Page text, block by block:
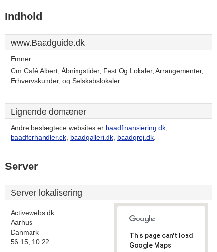
Indhold
www.Baadguide.dk
Emner:
Om Café Albert, Åbningstider, Fest Og Lokaler, Arrangementer,
Erhvervskunder, og Selskabslokaler.
Lignende domæner
Andre beslægtede websites er baadfinansiering.dk,
baadforhandler.dk, baadgalleri.dk, baadgrej.dk.
Server
Server lokalisering
Activewebs.dk
Aarhus
Danmark
56.15, 10.22
This page can't load
Google Maps